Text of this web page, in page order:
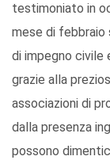
testimoniato in
mese di febbraio
di impegno civile
grazie alla
associazioni di
dalla presenza
possono